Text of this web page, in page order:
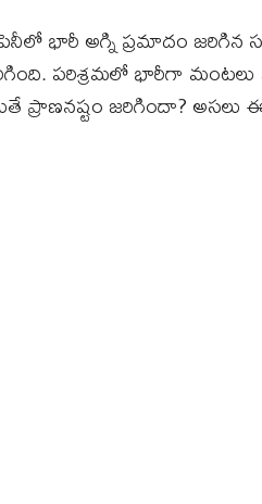
భారీ అగ్ని ప్రమాదం జరిగిన
పరిశ్రమలో భారీగా మంటలు
ప్రాణనష్టం జరిగిందా?